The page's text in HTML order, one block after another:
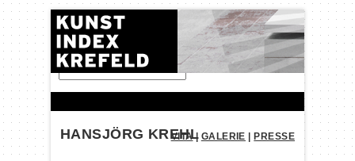
FINDEN:
HANSJÖRG KREHL
VITA| GALERIE PRESSE